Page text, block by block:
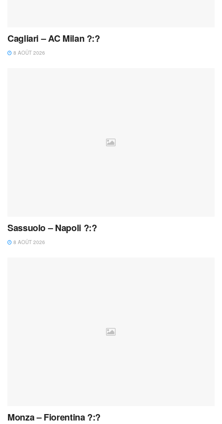
Cagliari – AC Milan ?:?
8 AOÛT 2026
Sassuolo – Napoli ?:?
8 AOÛT 2026
Monza – Fiorentina ?:?